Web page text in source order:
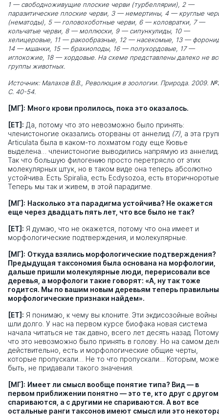
1 — свободноживущие плоские черви (турбеллярии), 2 —
паразитические плоские черви, 3 — немертины, 4 — круглые
(нематоды), 5 — головохоботные черви, 6 — коловратки, 7 —
кольчатые черви, 8 — моллюски, 9 — сипункулиды, 10 —
хелицеровые, 11 — ракообразные, 12 — насекомые, 13 —
14 — мшанки, 15 — брахиоподы, 16 — полухордовые, 17 —
иглокожие, 18 — хордовые. На схеме представлены далеко не
группы животных.
Источник: Малахов В.В., Революция в зоологии. Природа. 2009.
С. 40-54.
[МГ]: Много крови пролилось, пока это оказалось.
[ЕТ]: Да, потому что это невозможно было принять:
членистоногие оказались оторваны от аннелид (7) , а эта
Articulata была в каком-то лохматом году еще Кювье
выделена… членистоногие выводились напрямую из аннелид.
Так что большую филогению просто перетрясло от этих
молекулярных штук, но в таком виде она теперь абсолютно
устойчива. Есть Spiralia, есть Ecdysozoa, есть
Теперь мы так и живем, в этой парадигме.
[МГ]: Насколько эта парадигма устойчива? Не окажется
еще через двадцать пять лет, что все было не так?
[ЕТ]: Я думаю, что не окажется, потому что она имеет и
морфологические подтверждения, и молекулярные.
[МГ]: Откуда взялись морфологические подтверждения?
Предыдущая таксономия была основана на морфологии,
дальше пришли молекулярные люди, перерисовали все
деревья, а морфологи такие говорят: «А, ну так тоже
годится. Мы по вашим новым деревьям теперь
морфологические признаки найдем».
[ЕТ]: Я понимаю, к чему вы клоните. Эти экдисозойные войны
шли долго. У нас на первом курсе биофака новая система
начала читаться не так давно, всего лет десять назад. Потому
что это невозможно было принять в голову. Но на самом
действительно, есть и морфологические общие черты,
которые пропускали… Не то что пропускали… Которым,
быть, не придавали такого значения.
[МГ]: Имеет ли смысл вообще понятие типа? Вид — в
первом приближении понятно — это те, кто друг с другом
спариваются, а с другими не спариваются. А вот все
остальные ранги таксонов имеют смысл или это